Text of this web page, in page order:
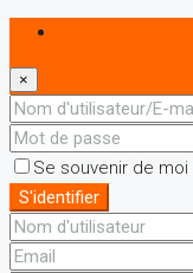
×
Se souvenir de moi
S'identifier